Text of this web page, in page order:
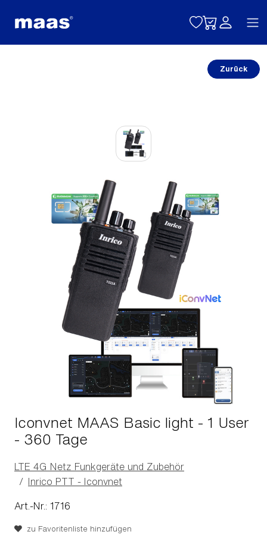
Toggle
Zurück
Iconvnet MAAS Basic light - 1 User
- 360 Tage
LTE 4G Netz Funkgeräte und Zubehör
Inrico PTT - Iconvnet
Art.-Nr.: 1716
zu Favoritenliste hinzufügen